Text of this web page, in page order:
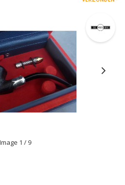
Image 1 / 9